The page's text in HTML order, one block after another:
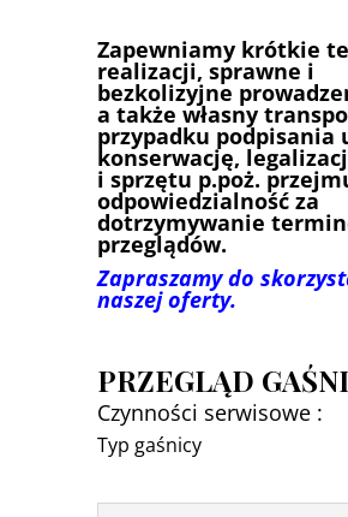
Zapewniamy krótkie
realizacji, sprawne i
bezkolizyjne
a także własny
przypadku podpisania
konserwację,
i sprzętu p.poż.
odpowiedzialność za
dotrzymywanie
przeglądów.
Zapraszamy do
naszej oferty.
PRZEGLĄD
Czynności serwisowe :
Typ gaśnicy